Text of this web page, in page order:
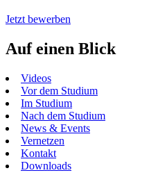
Jetzt bewerben
Auf einen Blick
Videos
Vor dem Studium
Im Studium
Nach dem Studium
News & Events
Vernetzen
Kontakt
Downloads